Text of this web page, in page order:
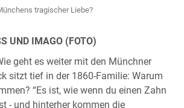
tragischer Liebe?
UND IMAGO (FOTO)
geht es weiter mit den Münchner
sitzt tief in der 1860-Familie: Warum
“Es ist, wie wenn du einen Zahn
- und hinterher kommen die